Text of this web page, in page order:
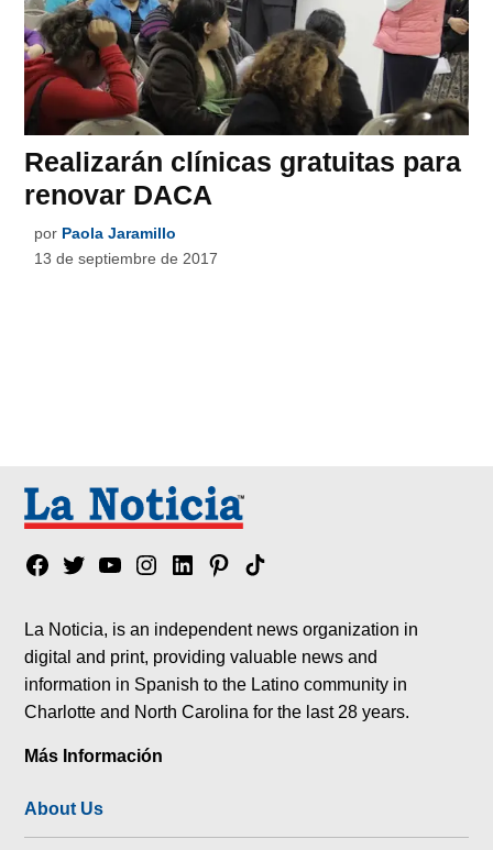
Realizarán clínicas gratuitas para
renovar DACA
por Paola Jaramillo
13 de septiembre de 2017
Facebook
TwitterYouTubeInstagram
LinkedinPinterest
Tik
La Noticia, is an independent news organization in
digital and print, providing valuable news and
information in Spanish to the Latino community in
Charlotte and North Carolina for the last 28 years.
Más Información
About Us